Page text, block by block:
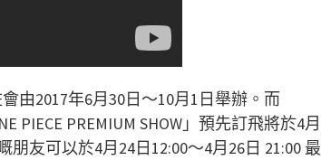
由2017年6月30日～10月1日舉辦。而
PIECE PREMIUM SHOW」預先訂飛將於4月
朋友可以於4月24日12:00～4月26日 21:00 最